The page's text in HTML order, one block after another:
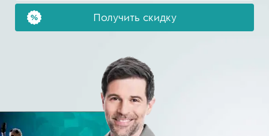
Получить скидку